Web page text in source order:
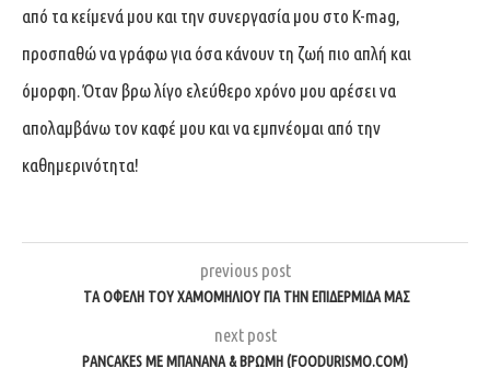
από τα κείμενά μου και την συνεργασία μου στο K-mag,
προσπαθώ να γράφω για όσα κάνουν τη ζωή πιο απλή και
όμορφη. Όταν βρω λίγο ελεύθερο χρόνο μου αρέσει να
απολαμβάνω τον καφέ μου και να εμπνέομαι από την
καθημερινότητα!
previous post
ΤΑ ΟΦΈΛΗ ΤΟΥ ΧΑΜΟΜΗΛΙΟΎ ΓΙΑ ΤΗΝ ΕΠΙΔΕΡΜΊΔΑ ΜΑΣ
next post
PANCAKES ΜΕ ΜΠΑΝΆΝΑ & ΒΡΏΜΗ (FOODURISMO.COM)